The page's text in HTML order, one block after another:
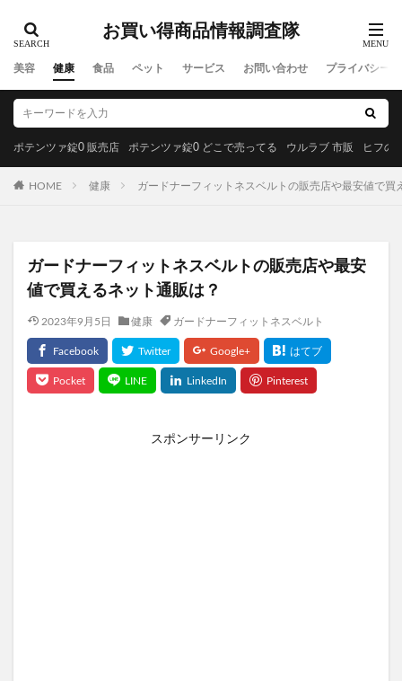
お買い得商品情報調査隊
美容 健康 食品 ペット サービス お問い合わせ プライバシー
ポテンツァ錠0 販売店 ポテンツァ錠0 どこで売ってる ウルラブ 市販 ヒフの
HOME 健康 ガードナーフィットネスベルトの販売店や最安値で買
ガードナーフィットネスベルトの販売店や最安
値で買えるネット通販は？
2023年9月5日 健康 ガードナーフィットネスベルト
スポンサーリンク